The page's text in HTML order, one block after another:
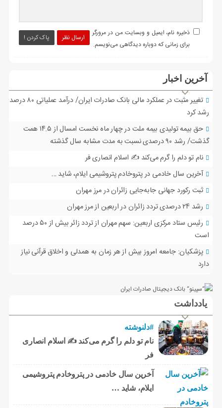
ارسال نظر پاک کردن !
ذخیره نام، ایمیل و وبسایت من در مرورگر
برای زمانی که دوباره دیدگاهی می‌نویسم.
آخرین اخبار
تغییر مثبت در عملکرد مالی بانک صادرات ایران/ درآمد عملیاتی ۸۰ درصد
رشد کرد
حق بیمه تولیدی بیمه ملت در چهار ماه نخست امسال از ۱۴.۵ همت
گذشت/ رشد ۹۰ درصدی نسبت به مدت مشابه سال گذشته
نام تو دلم را گرم می‌کند ✍️ اسلام انصاری فر
آخرین سال خادمی در پتروخادم پتروشیمی ایلام، شاید …
ثبت رکورد جهانی جابه‌جایی زائران در مرز مهران
رشد ۲۴ درصدی تردد زائران در اربعین از مرز مهران
رئیس ستاد مرکزی اربعین: سهم مهران از تردد زائر بیش از ۵۰ درصد
است
پزشکیان: جامعه امروز بیش از هر زمان به همدلی و اخلاق قرآنی نیاز
دارد
یادداشت
#دلنوشته
نام تو دلم را گرم می‌کند ✍️ اسلام انصاری
فر
آخرین سال خادمی در پتروخادم پتروشیمی
ایلام، شاید …